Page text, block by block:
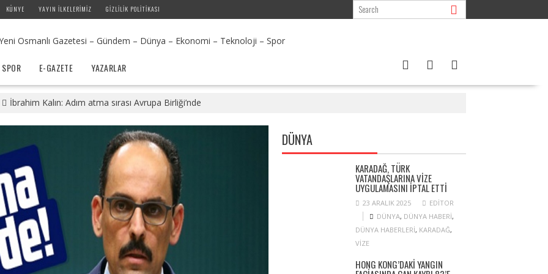
KÜNYE YAYIN İLKELERIMIZ GIZLILIK POLITIKASI
SPOR E-GAZETE YAZARLAR
İbrahim Kalın: Adım atma sırası Avrupa Birliği’nde
DÜNYA
KARADAĞ, TÜRK
VATANDAŞLARINA VIZE
UYGULAMASINI IPTAL ETTI
23 ARALIK 2025
EDITOR
DÜNYA, DÜNYA HABERI,
DÜNYA HABERLERI, KARADAĞ,
VIZE
HONG KONG’DAKI YANGIN